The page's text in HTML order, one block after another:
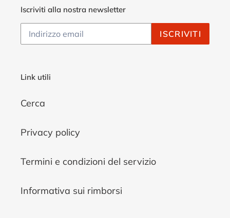
Iscriviti alla nostra newsletter
ISCRIVITI
Link utili
Cerca
Privacy policy
Termini e condizioni del servizio
Informativa sui rimborsi